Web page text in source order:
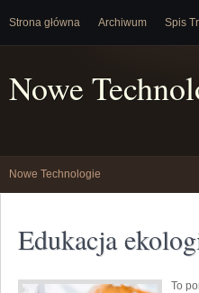
Strona główna Archiwum Spis
Nowe
Nowe Technologie
Edukacja
To